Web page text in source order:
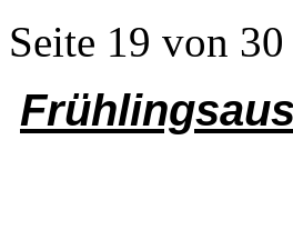
Seite 19 von 30